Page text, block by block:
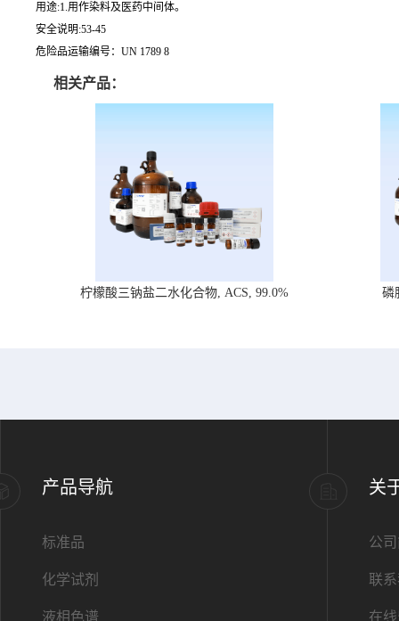
用途:1.用作染料及医药中间体。
安全说明:53-45
危险品运输编号：UN 1789 8
相关产品：
柠檬酸三钠盐二水化合物, ACS, 99.0% 磷
产品导航
标准品
化学试剂
液相色谱
关
公
联
在